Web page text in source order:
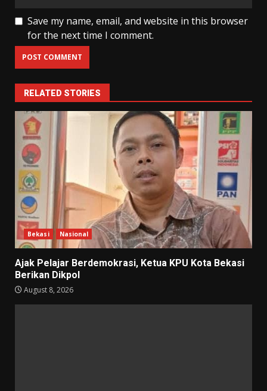
Save my name, email, and website in this browser
for the next time I comment.
RELATED STORIES
Bekasi Nasional
Ajak Pelajar Berdemokrasi, Ketua KPU Kota Bekasi
Berikan Dikpol
August 8, 2026